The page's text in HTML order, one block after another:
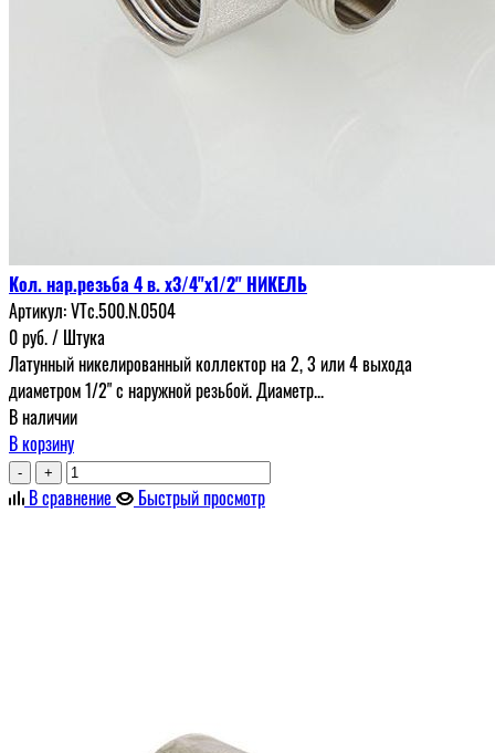
Кол. нар.резьба 4 в. х3/4"х1/2" НИКЕЛЬ
Артикул:VTc.500.N.0504
0руб./ Штука
Латунный никелированный коллектор на 2, 3 или 4 выхода
диаметром 1/2" с наружной резьбой. Диаметр...
В наличии
В корзину
- +
В сравнение Быстрый просмотр